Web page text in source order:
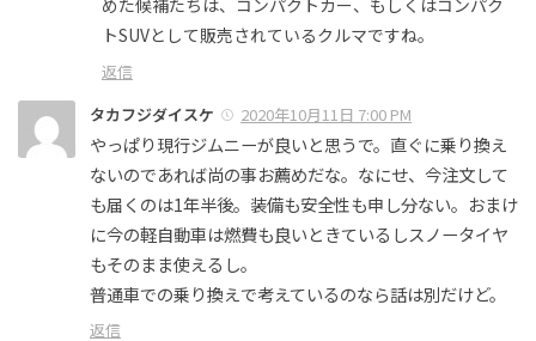
トSUVとして販売されているクルマですね。
返信
タカフジダイスケ
2020年10月11日 7:00 PM
やっぱり現行ジムニーが良いと思うで。直ぐに乗り換え
ないのであれば尚の事お薦めだな。なにせ、今注文して
も届くのは1年半後。装備も安全性も申し分ない。おまけ
に今の軽自動車は燃費も良いときているしスノータイヤ
もそのまま使えるし。
普通車での乗り換えで考えているのなら話は別だけど。
返信